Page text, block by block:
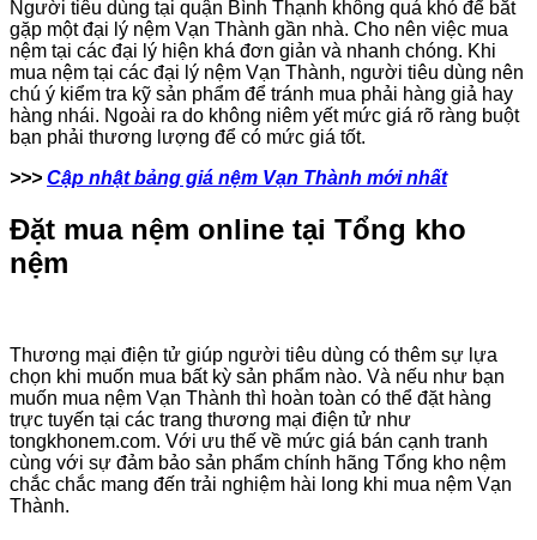
Người tiêu dùng tại quận Bình Thạnh không quá khó để bắt
gặp một đại lý nệm Vạn Thành gần nhà. Cho nên việc mua
nệm tại các đại lý hiện khá đơn giản và nhanh chóng. Khi
mua nệm tại các đại lý nệm Vạn Thành, người tiêu dùng nên
chú ý kiểm tra kỹ sản phẩm để tránh mua phải hàng giả hay
hàng nhái. Ngoài ra do không niêm yết mức giá rõ ràng buột
bạn phải thương lượng để có mức giá tốt.
>>> Cập nhật bảng giá nệm Vạn Thành mới nhất
Đặt mua nệm online tại Tổng kho
nệm
Thương mại điện tử giúp người tiêu dùng có thêm sự lựa
chọn khi muốn mua bất kỳ sản phẩm nào. Và nếu như bạn
muốn mua nệm Vạn Thành thì hoàn toàn có thể đặt hàng
trực tuyến tại các trang thương mại điện tử như
tongkhonem.com. Với ưu thế về mức giá bán cạnh tranh
cùng với sự đảm bảo sản phẩm chính hãng Tổng kho nệm
chắc chắc mang đến trải nghiệm hài long khi mua nệm Vạn
Thành.